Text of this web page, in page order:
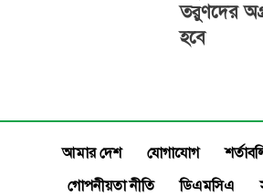
তরুণদের
হবে
আমার দেশ যোগাযোগ
গোপনীয়তা নীতি
ডিএমসিএ